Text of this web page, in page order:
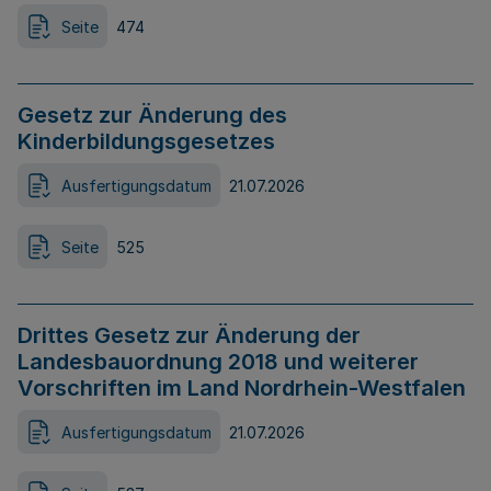
Seite 474
Gesetz zur Änderung des
Kinderbildungsgesetzes
Ausfertigungsdatum 21.07.2026
Seite 525
Drittes Gesetz zur Änderung der
Landesbauordnung 2018 und weiterer
Vorschriften im Land Nordrhein-Westfalen
Ausfertigungsdatum 21.07.2026